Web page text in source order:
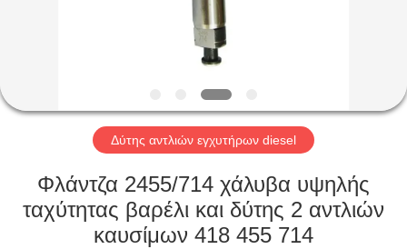
ΠΕΡΊΠΟΥ
ΕΜΕΊΣ
ΓΎΡΟΣ
ΕΡΓΟΣΤΑΣΊΩΝ
Δύτης αντλιών εγχυτήρων diesel
Φλάντζα 2455/714 χάλυβα υψηλής
ταχύτητας βαρέλι και δύτης 2 αντλιών
καυσίμων 418 455 714